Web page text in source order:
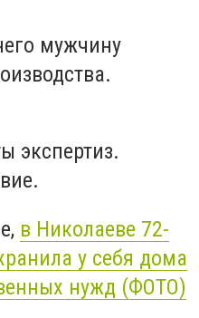
мужчину
экспертиз.
в Николаеве 72-
у себя дома
нужд (ФОТО)